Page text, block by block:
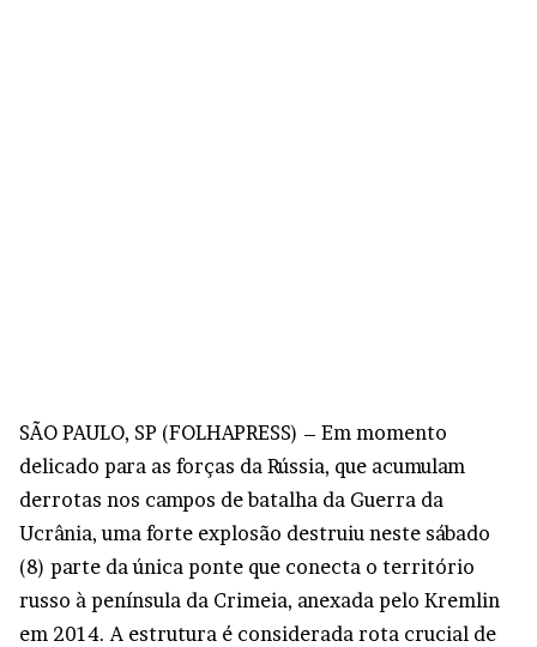
SÃO PAULO, SP (FOLHAPRESS) – Em momento
delicado para as forças da Rússia, que acumulam
derrotas nos campos de batalha da Guerra da
Ucrânia, uma forte explosão destruiu neste sábado
(8) parte da única ponte que conecta o território
russo à península da Crimeia, anexada pelo Kremlin
em 2014. A estrutura é considerada rota crucial de